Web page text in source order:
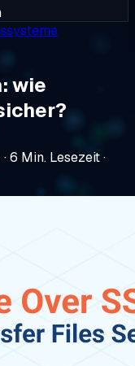
wie
·6 Min. Lesezeit·